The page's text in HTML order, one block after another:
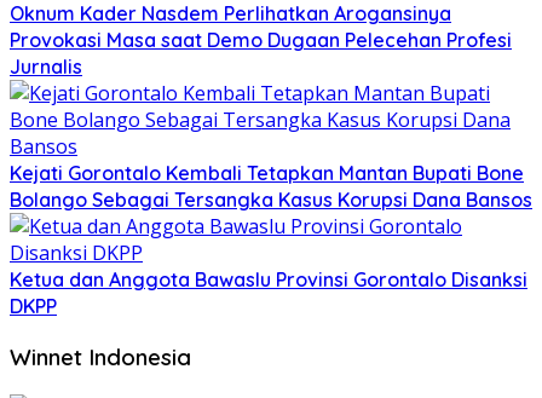
Oknum Kader Nasdem Perlihatkan Arogansinya
Provokasi Masa saat Demo Dugaan Pelecehan Profesi
Jurnalis
Kejati Gorontalo Kembali Tetapkan Mantan Bupati Bone
Bolango Sebagai Tersangka Kasus Korupsi Dana Bansos
Ketua dan Anggota Bawaslu Provinsi Gorontalo Disanksi
DKPP
Winnet Indonesia